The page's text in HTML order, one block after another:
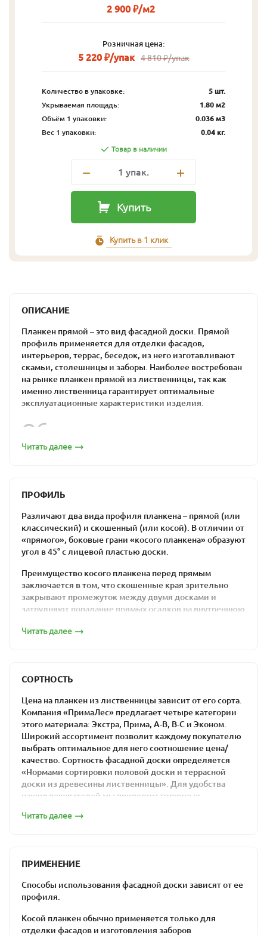
2 900 ₽/м2
Розничная цена:
5 220 ₽/упак 4 810 ₽/упак
Количество в упаковке:
5 шт.
Укрываемая площадь:
1.80 м2
Объём 1 упаковки:
0.036 м3
Вес 1 упаковки:
0.04 кг.
Товар в наличии
1 упак.
Купить
Купить в 1 клик
ОПИСАНИЕ
Планкен прямой – это вид фасадной доски. Прямой
профиль применяется для отделки фасадов,
интерьеров, террас, беседок, из него изготавливают
скамьи, столешницы и заборы. Наиболее востребован
на рынке планкен прямой из лиственницы, так как
именно лиственница гарантирует оптимальные
эксплуатационные характеристики изделия.
Обшивка из
лиственницы по
бюджетно, надежно,
удобно
Прямой декинг из лиственницы монтируется с
технологическими зазорами между планками: эти
Поскольку этот отделочный материал часто
используется «на свежем воздухе», важно, чтобы он
мог переносить перепады температуры и влажности
без какого-либо ущерба. Именно это качество
считается одной из основных характеристик
лиственницы.
Москве: материалы из отечественного сырья гораздо
дешевле импортных аналогов.
Читать далее
ПРОФИЛЬ
Различают два вида профиля планкена – прямой (или
классический) и скошенный (или косой). В отличии от
«прямого», боковые грани «косого планкена» образуют
угол в 45° с лицевой пластью доски.
Преимущество косого планкена перед прямым
заключается в том, что скошенные края зрительно
закрывают промежуток между двумя досками и
затрудняют попадание прямых осадков на внутреннюю
монтаж скошенного планкена значительно более
Планкен 20х115
Планкен 20х140
Читать далее
СОРТНОСТЬ
Цена на планкен из лиственницы зависит от его сорта.
Компания «ПримаЛес» предлагает четыре категории
этого материала: Экстра, Прима, А-В, В-С и Эконом.
Широкий ассортимент позволит каждому покупателю
выбрать оптимальное для него соотношение цена/
качество. Сортность фасадной доски определяется
«Нормами сортировки половой доски и террасной
доски из древесины лиственницы». Для удобства
наших покупателей мы приводим типичные
Читать далее
ПРИМЕНЕНИЕ
Способы использования фасадной доски зависят от ее
профиля.
Косой планкен обычно применяется только для
отделки фасадов и изготовления заборов